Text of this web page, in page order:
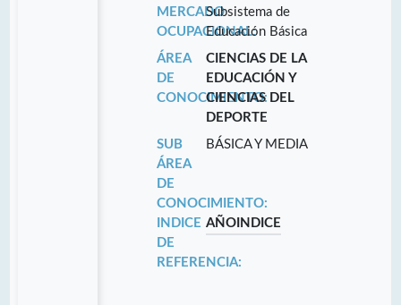
MERCADO
OCUPACIONAL:
Subsistema de
Educación Básica
ÁREA
DE
CONOCIMIENTO:
CIENCIAS DE LA
EDUCACIÓN Y
CIENCIAS DEL
DEPORTE
SUB
ÁREA
DE
CONOCIMIENTO:
BÁSICA Y MEDIA
INDICE
DE
REFERENCIA:
AÑO INDICE